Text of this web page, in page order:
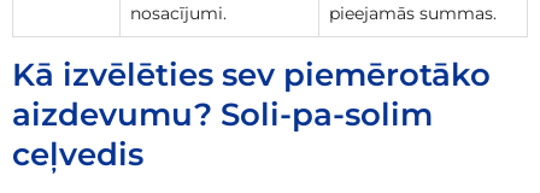
nosacījumi.
pieejamās summas.
Kā izvēlēties sev piemērotāko
aizdevumu? Soli-pa-solim
ceļvedis